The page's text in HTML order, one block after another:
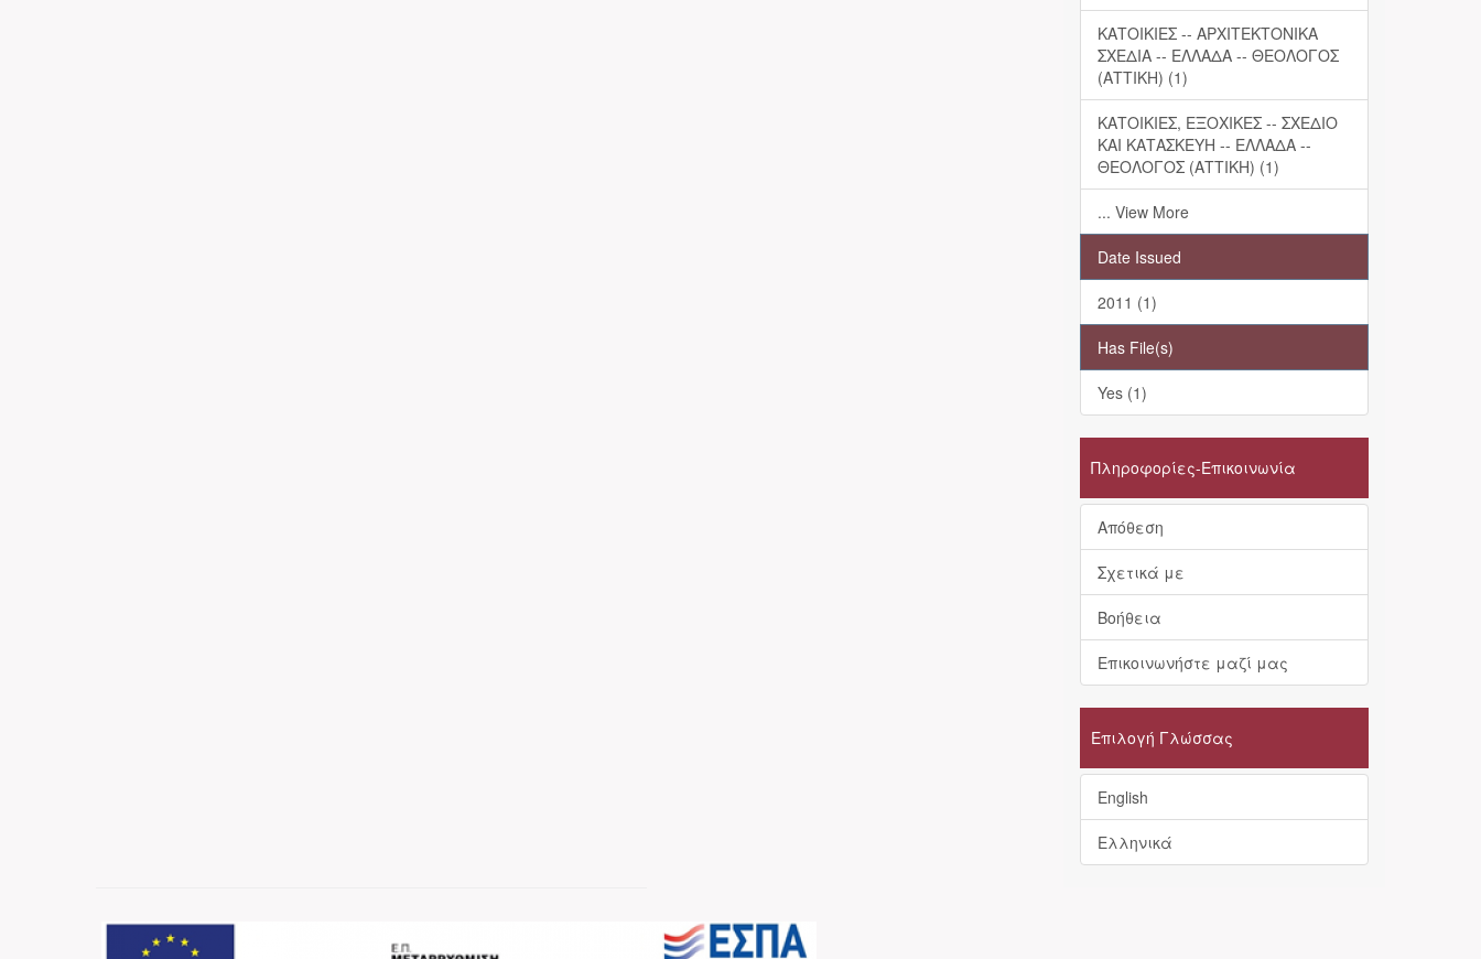
ΚΑΤΟΙΚΙΕΣ -- ΑΡΧΙΤΕΚΤΟΝΙΚΑ
ΣΧΕΔΙΑ -- ΕΛΛΑΔΑ -- ΘΕΟΛΟΓΟΣ
(ΑΤΤΙΚΗ) (1)
ΚΑΤΟΙΚΙΕΣ, ΕΞΟΧΙΚΕΣ -- ΣΧΕΔΙΟ
ΚΑΙ ΚΑΤΑΣΚΕΥΗ -- ΕΛΛΑΔΑ --
ΘΕΟΛΟΓΟΣ (ΑΤΤΙΚΗ) (1)
... View More
Date Issued
2011 (1)
Has File(s)
Yes (1)
Πληροφορίες-Επικοινωνία
Απόθεση
Σχετικά με
Βοήθεια
Επικοινωνήστε μαζί μας
Επιλογή Γλώσσας
English
Ελληνικά